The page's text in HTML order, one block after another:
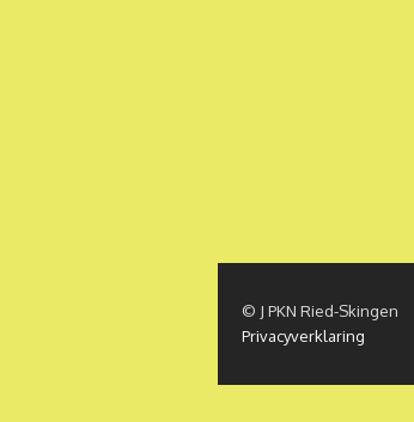
© J PKN Ried-Skingen
Privacyverklaring